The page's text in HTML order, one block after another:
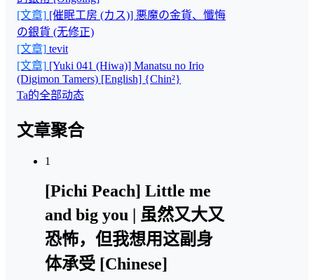
[文章] [催眠工房 (カス)] 悪魔の金貨、懺悔
の銀貨 (无修正)
[文章] tevit
[文章] [Yuki 041 (Hiwa)] Manatsu no Irio
(Digimon Tamers) [English] {Chin²}
Ta的全部动态
文章聚合
1
[Pichi Peach] Little me
and big you | 虽然又大又
恐怖，但我想用这副身
体承受 [Chinese]